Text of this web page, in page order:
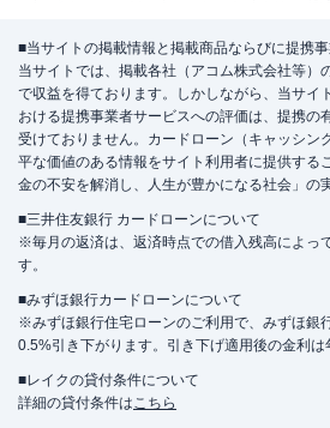
■当サイトの掲載情報と掲載商品ならびに提携
当サイトでは、掲載各社（アコム株式会社等）
で収益を得ております。しかしながら、当サイ
おける提携事業者サービスへの評価は、提携の
受けておりません。カードローン（キャッシン
平な価値のある情報をサイト利用者に提供する
金の不安を解消し、人生が豊かになる社会」の
■三井住友銀行 カードローンについて
※毎月の返済は、返済時点での借入残高によっ
す。
■みずほ銀行カードローンについて
※みずほ銀行住宅ローンのご利用で、みずほ銀
0.5%引き下がります。引き下げ適用後の金利は
■レイクの貸付条件について
詳細の貸付条件はこちら